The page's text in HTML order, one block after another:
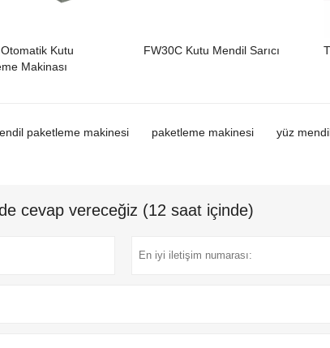
Kutu
Makinası
FW30C Kutu Mendil Sarıcı
paketleme makinesi paketleme makinesi yüz
cevap vereceğiz (12 saat içinde)